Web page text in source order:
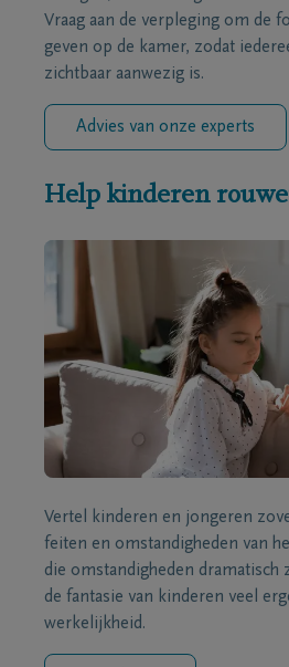
Vraag aan de verpleging om de
geven op de kamer, zodat
zichtbaar aanwezig is.
Advies van onze experts
Help kinderen
Vertel kinderen en jongeren
feiten en omstandigheden van
die omstandigheden dramatisch
de fantasie van kinderen veel
werkelijkheid.